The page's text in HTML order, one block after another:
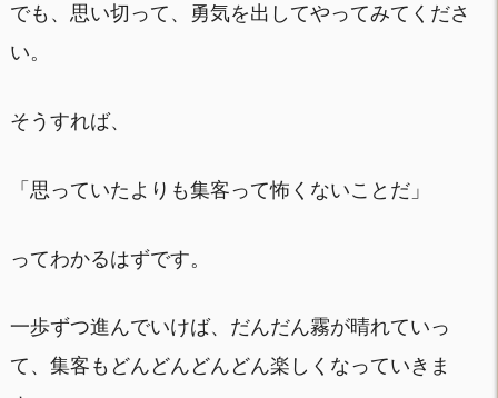
でも、思い切って、勇気を出してやってみてくださ
い。
そうすれば、
「思っていたよりも集客って怖くないことだ」
ってわかるはずです。
一歩ずつ進んでいけば、だんだん霧が晴れていっ
て、集客もどんどんどんどん楽しくなっていきま